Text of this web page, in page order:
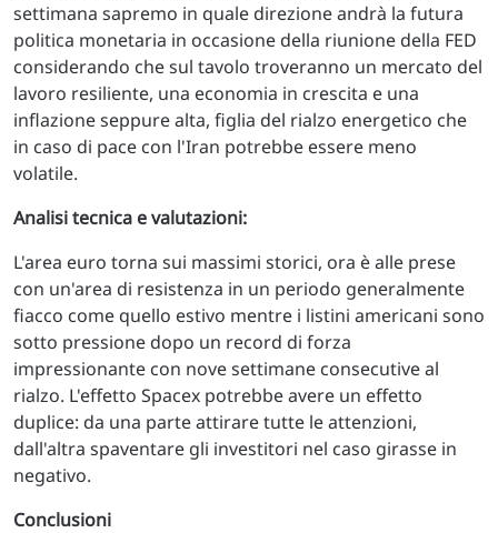
settimana sapremo in quale direzione andrà la futura
politica monetaria in occasione della riunione della FED
considerando che sul tavolo troveranno un mercato del
lavoro resiliente, una economia in crescita e una
inflazione seppure alta, figlia del rialzo energetico che
in caso di pace con l'Iran potrebbe essere meno
volatile.
Analisi tecnica e valutazioni:
L'area euro torna sui massimi storici, ora è alle prese
con un'area di resistenza in un periodo generalmente
fiacco come quello estivo mentre i listini americani sono
sotto pressione dopo un record di forza
impressionante con nove settimane consecutive al
rialzo. L'effetto Spacex potrebbe avere un effetto
duplice: da una parte attirare tutte le attenzioni,
dall'altra spaventare gli investitori nel caso girasse in
negativo.
Conclusioni